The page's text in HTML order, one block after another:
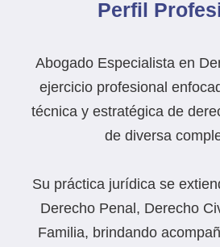
Perfil
Abogado Especialista en
ejercicio profesional
técnica y estratégica de
de diversa
Su práctica jurídica se
Derecho Penal, Derecho
Familia, brindando